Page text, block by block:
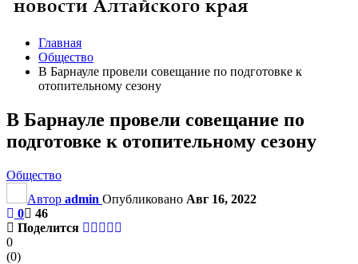
Главная
Общество
В Барнауле провели совещание по подготовке к
отопительному сезону
В Барнауле провели совещание по
подготовке к отопительному сезону
Общество
Автор admin Опубликовано Авг 16, 2022
0
46
Поделится
0
(0)